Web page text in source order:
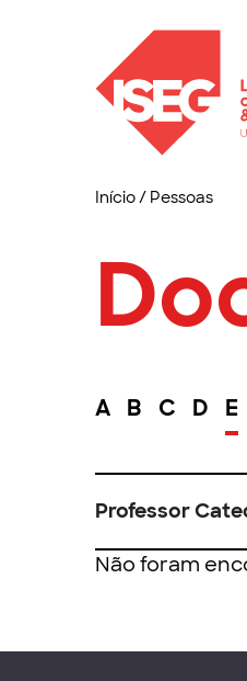
Início/ Pessoas
A B C D E
Professor
Não foram